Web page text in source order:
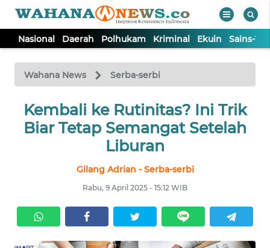
Nasional Daerah Polhukam Kriminal Ekuin Sains-
Wahana News Serba-serbi
Kembali ke Rutinitas? Ini Trik
Biar Tetap Semangat Setelah
Liburan
Gilang Adrian - Serba-serbi
Rabu, 9 April 2025 - 15:12 WIB
TV
Tutup
NASIONAL
KRIMINAL
EKUIN